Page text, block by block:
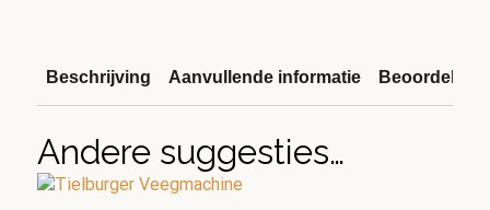
Beschrijving Aanvullende informatie
Andere suggesties…